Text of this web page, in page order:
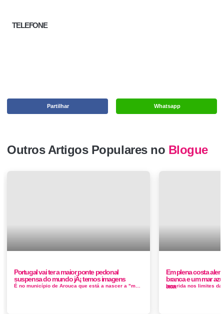
TELEFONE
Whatsapp
Partilhar
Outros Artigos Populares no Blogue
Portugal vai ter a maior ponte pedonal
suspensa do mundo jÃ¡ temos imagens
É no município de Arouca que está a nascer a "maior ponte pedonal suspensa do mundo" e a construção vai c...
Em plena costa
branca e um mar
aca